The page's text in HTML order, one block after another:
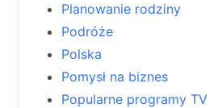
Planowanie rodziny
Podróże
Polska
Pomysł na biznes
Popularne programy TV